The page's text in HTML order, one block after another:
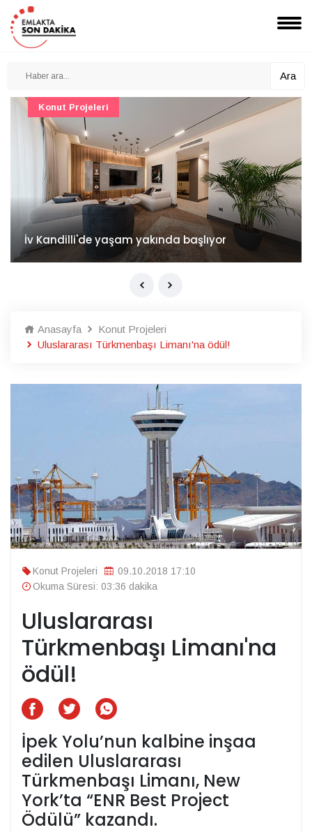
Ara
İv Kandilli'de yaşam yakında başlıyor
Konut Projeleri
Anasayfa
Konut Projeleri
Uluslararası Türkmenbaşı Limanı'na ödül!
Konut Projeleri
09.10.2018 17:10
Okuma Süresi: 03:36 dakika
Uluslararası
Türkmenbaşı Limanı'na
ödül!
İpek Yolu’nun kalbine inşaa
edilen Uluslararası
Türkmenbaşı Limanı, New
York’ta “ENR Best Project
Ödülü” kazandı.